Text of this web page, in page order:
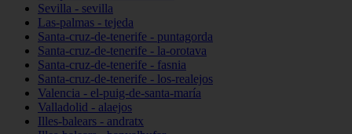
Sevilla - sevilla
Las-palmas - tejeda
Santa-cruz-de-tenerife - puntagorda
Santa-cruz-de-tenerife - la-orotava
Santa-cruz-de-tenerife - fasnia
Santa-cruz-de-tenerife - los-realejos
Valencia - el-puig-de-santa-maría
Valladolid - alaejos
Illes-balears - andratx